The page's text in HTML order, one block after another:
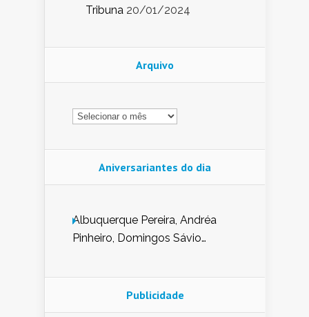
Tribuna 20/01/2024
Arquivo
Arquivo
Aniversariantes do dia
Albuquerque Pereira, Andréa
Pinheiro, Domingos Sávio
Nunes de Sena, Fátima Peixoto,
Glória Pereira, Kátia Mesel,
Publicidade